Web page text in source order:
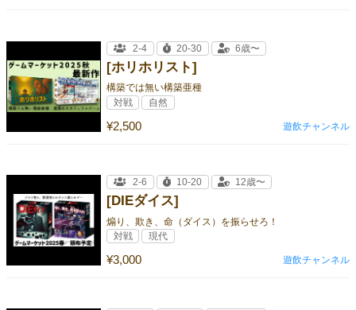
[ホリホリスト]
構築では無い構築亜種
¥2,500
2-4 20-30 6歳〜
対戦 自然
遊飲チャンネル
[DIEダイス]
煽り、欺き、命（ダイス）を振らせろ！
¥3,000
2-6 10-20 12歳〜
対戦 現代
遊飲チャンネル